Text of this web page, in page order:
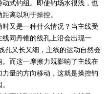
式钓组。即使钓场水很浅，也
离以利于操控。
又是一种什么情况？当主线受
同丹锥的线孔上沿会出现一
孔又长又细，主线的运动自然会
而这一摩擦力既影响了主线在
量的方向移动，这就是操控钓